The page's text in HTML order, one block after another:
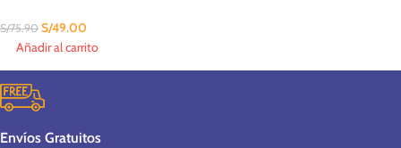
S/75.90 S/49.00
Añadir al carrito
Envíos Gratuitos